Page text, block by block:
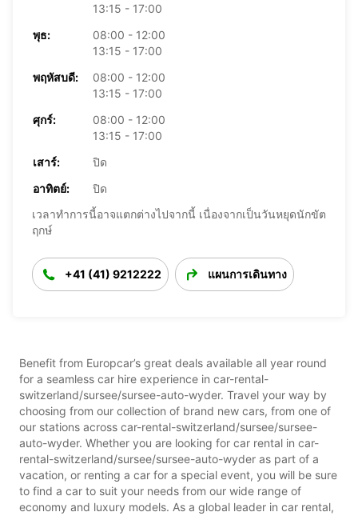
13:15 - 17:00
พุธ:
08:00 - 12:00
13:15 - 17:00
พฤหัสบดี:
08:00 - 12:00
13:15 - 17:00
ศุกร์:
08:00 - 12:00
13:15 - 17:00
เสาร์:
ปิด
อาทิตย์:
ปิด
เวลาทำการนี้อาจแตกต่างไปจากนี้ เนื่องจากเป็นวันหยุดนักขัต
ฤกษ์
+41 (41) 9212222 แผนการเดินทาง
Benefit from Europcar’s great deals available all year round
for a seamless car hire experience in car-rental-
switzerland/sursee/sursee-auto-wyder. Travel your way by
choosing from our collection of brand new cars, from one of
our stations across car-rental-switzerland/sursee/sursee-
auto-wyder. Whether you are looking for car rental in car-
rental-switzerland/sursee/sursee-auto-wyder as part of a
vacation, or renting a car for a special event, you will be sure
to find a car to suit your needs from our wide range of
economy and luxury models. As a global leader in car rental,